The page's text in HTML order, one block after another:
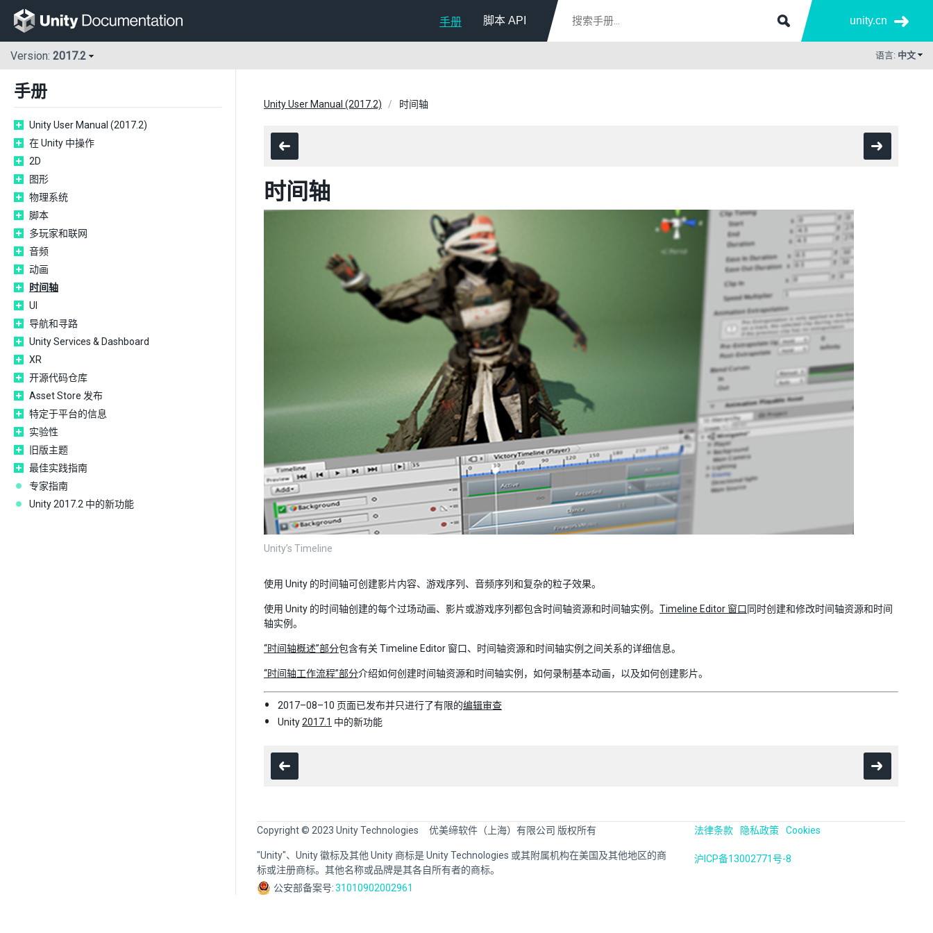
手册 脚本 API unity.cn
Version: 2017.2 语言: 中文
手册
Unity User Manual (2017.2)
在 Unity 中操作
2D
图形
物理系统
脚本
多玩家和联网
音频
动画
时间轴
UI
导航和寻路
Unity Services & Dashboard
XR
开源代码仓库
Asset Store 发布
特定于平台的信息
实验性
旧版主题
最佳实践指南
专家指南
Unity 2017.2 中的新功能
Unity User Manual (2017.2) 时间轴
时间轴
Unity’s Timeline
使用 Unity 的时间轴可创建影片内容、游戏序列、音频序列和复杂的粒子效果。
使用 Unity 的时间轴创建的每个过场动画、影片或游戏序列都包含时间轴资源和时间轴实例。 Timeline Editor 窗口同时创建和修改时间轴资源和时间
轴实例。
“时间轴概述”部分包含有关 Timeline Editor 窗口、时间轴资源和时间轴实例之间关系的详细信息。
“时间轴工作流程”部分介绍如何创建时间轴资源和时间轴实例，如何录制基本动画，以及如何创建影片。
2017–08–10 页面已发布并只进行了有限的编辑审查
Unity2017.1 中的新功能
Copyright © 2023 Unity Technologies 优美缔软件（上海）有限公司 版权所有
"Unity"、Unity 徽标及其他 Unity 商标是 Unity Technologies 或其附属机构在美国及其他地区的商
标或注册商标。其他名称或品牌是其各自所有者的商标。
公安部备案号:31010902002961
法律条款 隐私政策 Cookies
沪ICP备13002771号-8